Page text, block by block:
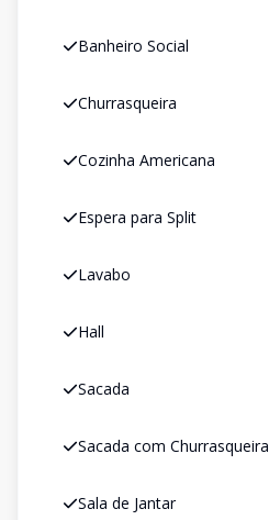
Banheiro Social
Churrasqueira
Cozinha Americana
Espera para Split
Lavabo
Hall
Sacada
Sacada com Churrasqueira
Sala de Jantar